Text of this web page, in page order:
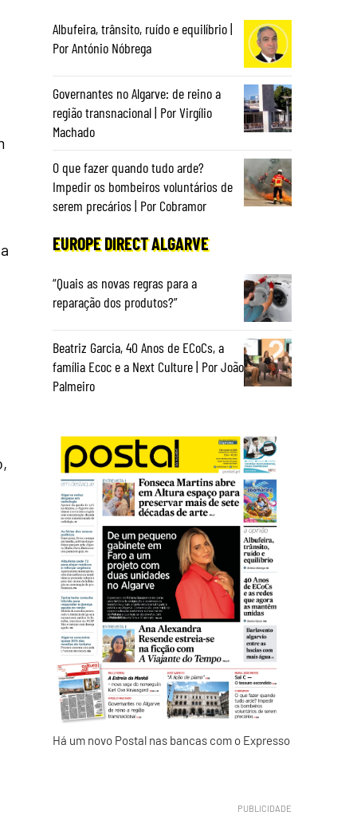
Albufeira, trânsito, ruído e equilíbrio |
Por António Nóbrega
Governantes no Algarve: de reino a
região transnacional | Por Virgílio
Machado
O que fazer quando tudo arde?
Impedir os bombeiros voluntários de
serem precários | Por Cobramor
EUROPE DIRECT ALGARVE
“Quais as novas regras para a
reparação dos produtos?”
Beatriz Garcia, 40 Anos de ECoCs, a
família Ecoc e a Next Culture | Por João
Palmeiro
Há um novo Postal nas bancas com o Expresso